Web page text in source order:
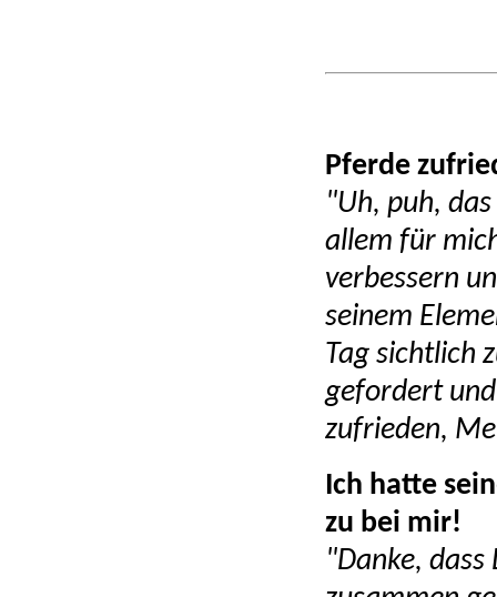
Pferde
"Uh, puh,
allem für
verbessern
seinem
Tag sichtlich
gefordert
zufrieden,
Ich hatte
zu bei mir!
"Danke, dass